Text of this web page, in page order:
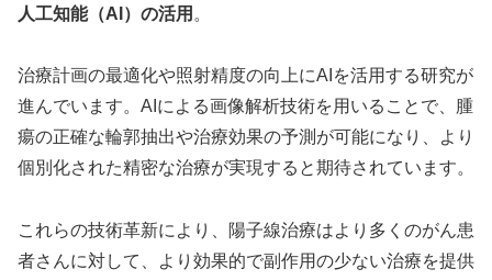
人工知能（AI）の活用 。
治療計画の最適化や照射精度の向上にAIを活用する研究が
進んでいます。AIによる画像解析技術を用いることで、腫
瘍の正確な輪郭抽出や治療効果の予測が可能になり、より
個別化された精密な治療が実現すると期待されています。
これらの技術革新により、陽子線治療はより多くのがん患
者さんに対して、より効果的で副作用の少ない治療を提供